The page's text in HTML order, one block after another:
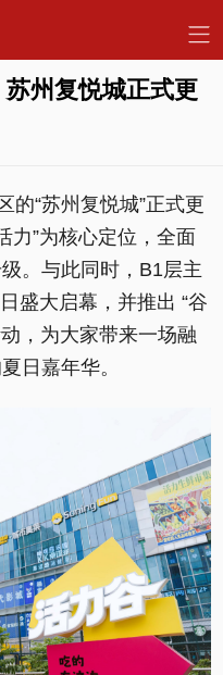
州复悦城正式更
的“苏州复悦城”正式更
力”为核心定位，全面
。与此同时，B1层主
盛大启幕，并推出 “谷
，为大家带来一场融
日嘉年华。